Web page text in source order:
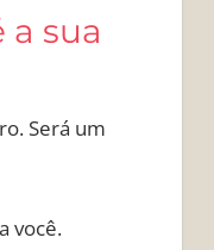
a sua
Será um
você.